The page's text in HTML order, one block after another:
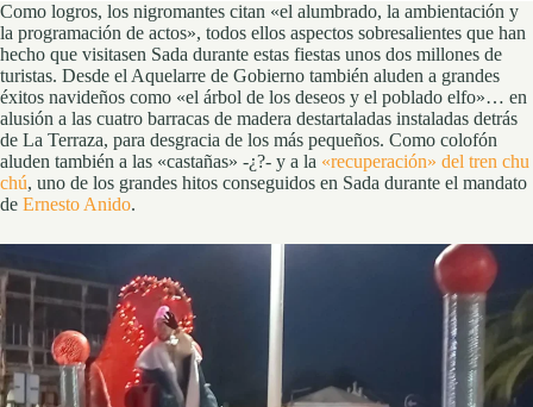
Como logros, los nigromantes citan «el alumbrado, la ambientación y
la programación de actos», todos ellos aspectos sobresalientes que han
hecho que visitasen Sada durante estas fiestas unos dos millones de
turistas. Desde el Aquelarre de Gobierno también aluden a grandes
éxitos navideños como «el árbol de los deseos y el poblado elfo»… en
alusión a las cuatro barracas de madera destartaladas instaladas detrás
de La Terraza, para desgracia de los más pequeños. Como colofón
aluden también a las «castañas» -¿?- y a la «recuperación» del tren chu
chú, uno de los grandes hitos conseguidos en Sada durante el mandato
de Ernesto Anido.